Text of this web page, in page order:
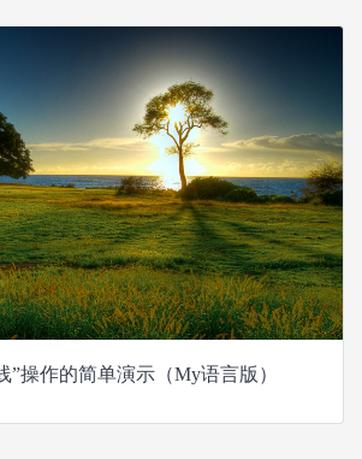
”操作的简单演示（My语言版）